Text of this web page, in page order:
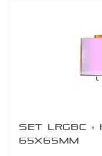
SET LRGBC +
65X65MM